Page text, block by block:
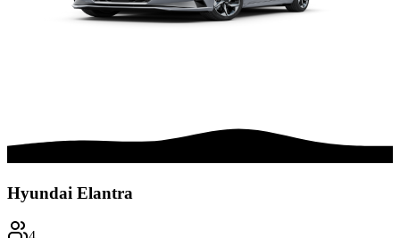
Hyundai Elantra